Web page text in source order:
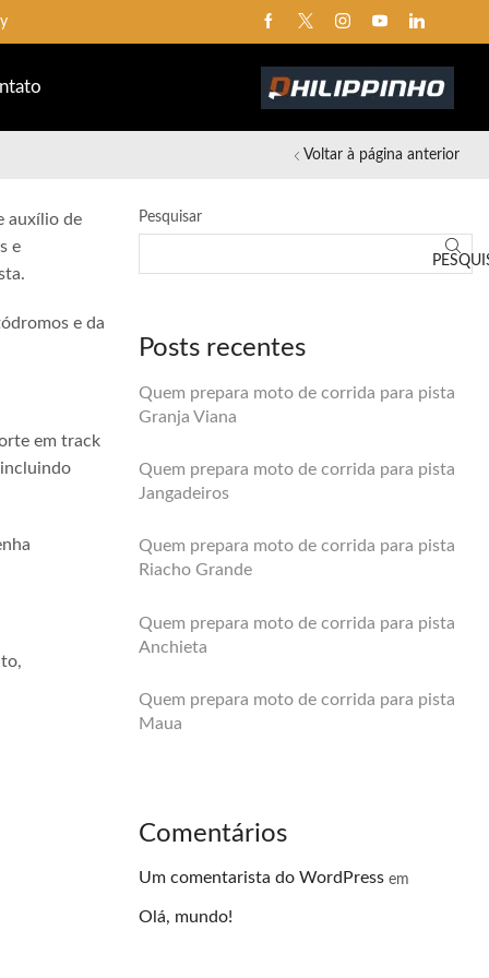
Voltar à página anterior
auxílio de
e
e da
em track
Pesquisar
Posts recentes
Quem prepara moto de corrida para pista
Granja Viana
Quem prepara moto de corrida para pista
Jangadeiros
Quem prepara moto de corrida para pista
Riacho Grande
Quem prepara moto de corrida para pista
Anchieta
Quem prepara moto de corrida para pista
Maua
Comentários
Um comentarista do WordPress em
Olá, mundo!